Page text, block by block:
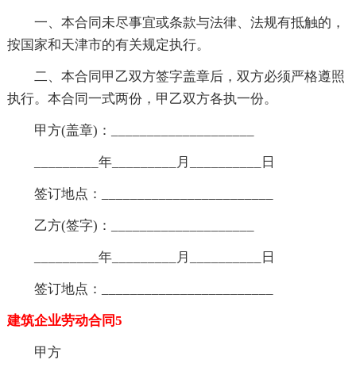
一、本合同未尽事宜或条款与法律、法规有抵触的，
按国家和天津市的有关规定执行。
二、本合同甲乙双方签字盖章后，双方必须严格遵照
执行。本合同一式两份，甲乙双方各执一份。
甲方(盖章)：____________________
_________年_________月__________日
签订地点：________________________
乙方(签字)：____________________
_________年_________月__________日
签订地点：________________________
建筑企业劳动合同5
甲方